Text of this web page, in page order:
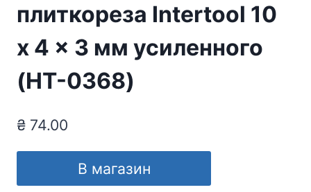
плиткореза Intertool 10
x 4 x 3 мм усиленного
(HT-0368)
₴ 74.00
В магазин